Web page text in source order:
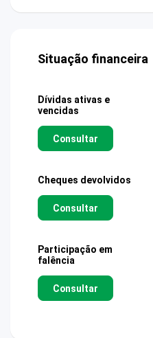
Situação financeira
Dívidas ativas e
vencidas
Consultar
Cheques devolvidos
Consultar
Participação em
falência
Consultar